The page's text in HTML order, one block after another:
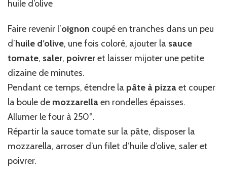
huile d’olive
Faire revenir l’oignon coupé en tranches dans un peu
d’huile d’olive, une fois coloré, ajouter la sauce
tomate, saler, poivreret laisser mijoter une petite
dizaine de minutes.
Pendant ce temps, étendre la pâte à pizzaet couper
la boule de mozzarellaen rondelles épaisses.
Allumer le four à 250°.
Répartir la sauce tomate sur la pâte, disposer la
mozzarella, arroser d’un filet d’huile d’olive, saler et
poivrer.